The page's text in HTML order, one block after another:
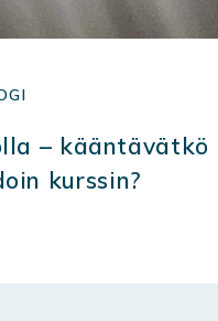
– kääntävätkö
kurssin?